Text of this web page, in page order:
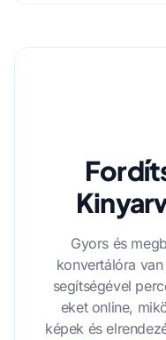
Gyors és
konvertálóra
segítségével
eket online,
képek és